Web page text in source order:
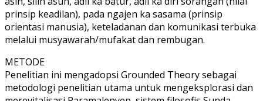
prinsip keadilan), pada ngajen ka sasama (prinsip
orientasi manusia), keteladanan dan komunikasi terbuka
melalui musyawarah/mufakat dan rembugan.
METODE
Penelitian ini mengadopsi Grounded Theory sebagai
metodologi penelitian utama untuk mengeksplorasi dan